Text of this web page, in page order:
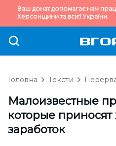
Ваш донат допомагає нам
Херсонщини та всієї України.
Головна Тексти
Малоизвестные
которые
заработок